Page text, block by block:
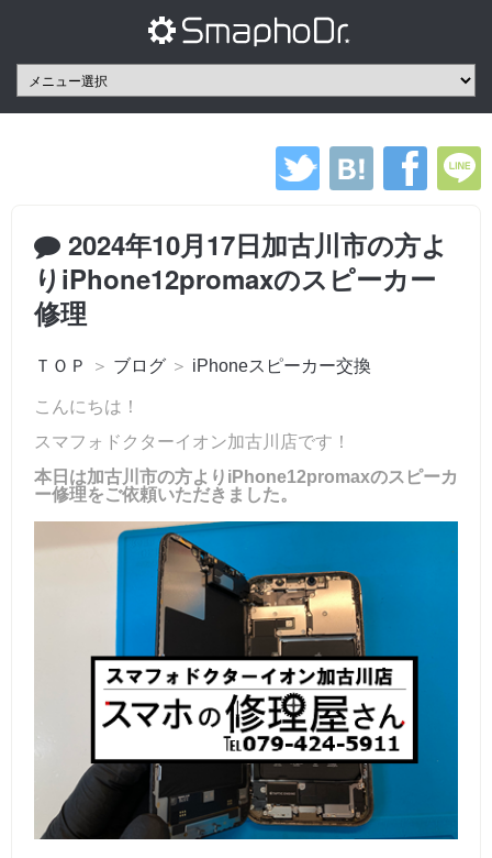
2024年10月17日加古川市の方よ
りiPhone12promaxのスピーカー
修理
ＴＯＰ ＞ ブログ ＞ iPhoneスピーカー交換
こんにちは！
スマフォドクターイオン加古川店です！
本日は加古川市の方よりiPhone12promaxのスピーカ
ー修理をご依頼いただきました。